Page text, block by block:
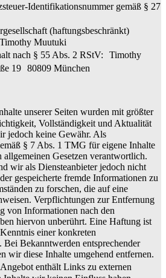
Identifikationsnummer gemäß § 27
(haftungsbeschränkt)
Muutuki
nach § 55 Abs. 2 RStV: Timothy
19 80809 München
unserer Seiten wurden mit größter
Vollständigkeit und Aktualität
jedoch keine Gewähr. Als
§ 7 Abs. 1 TMG für eigene Inhalte
allgemeinen Gesetzen verantwortlich.
wir als Diensteanbieter jedoch nicht
gespeicherte fremde Informationen zu
zu forschen, die auf eine
Verpflichtungen zur Entfernung
von Informationen nach den
hiervon unberührt. Eine Haftung ist
einer konkreten
Bekanntwerden entsprechender
wir diese Inhalte umgehend entfernen.
enthält Links zu externen